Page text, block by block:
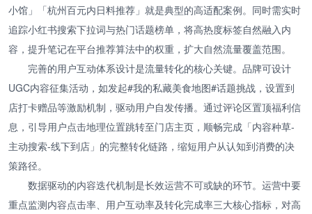
小馆」「杭州百元内日料推荐」就是典型的高适配案例。同时需实时
追踪小红书搜索下拉词与热门话题榜单，将高热度标签自然融入内
容，提升笔记在平台推荐算法中的权重，扩大自然流量覆盖范围。
完善的用户互动体系设计是流量转化的核心关键。品牌可设计
UGC内容征集活动，如发起#我的私藏美食地图#话题挑战，设置到
店打卡赠品等激励机制，驱动用户自发传播。通过评论区置顶福利信
息，引导用户点击地理位置跳转至门店主页，顺畅完成「内容种草-
主动搜索-线下到店」的完整转化链路，缩短用户从认知到消费的决
策路径。
数据驱动的内容迭代机制是长效运营不可或缺的环节。运营中要
重点监测内容点击率、用户互动率及转化完成率三大核心指标，对高